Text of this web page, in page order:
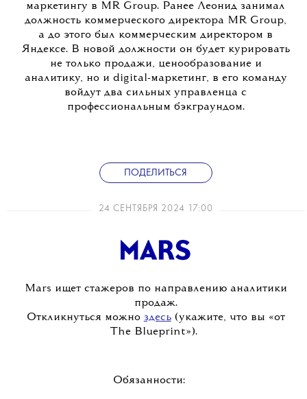
маркетингу в MR Group. Ранее Леонид занимал
должность коммерческого директора MR Group,
а до этого был коммерческим директором в
Яндексе. В новой должности он будет курировать
не только продажи, ценообразование и
аналитику, но и digital-маркетинг, в его команду
войдут два сильных управленца с
профессиональным бэкграундом.
ПОДЕЛИТЬСЯ
24 СЕНТЯБРЯ 2024 17:00
Mars ищет стажеров по направлению аналитики
продаж.
Откликнуться можно здесь(укажите, что вы «от
The Blueprint»).
Обязанности: